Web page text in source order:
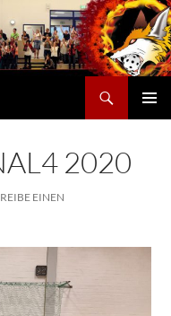
2020
EINEN